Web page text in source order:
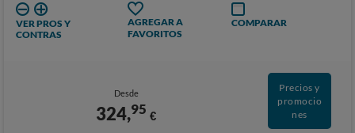
VER PROS Y
CONTRAS
AGREGAR A
FAVORITOS
COMPARAR
Desde
324,95 €
Precios y
promocio
nes